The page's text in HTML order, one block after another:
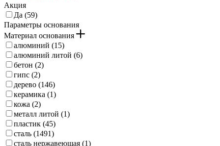
Акция
Да (59)
Параметры основания
Материал основания
алюминий (15)
алюминий литой (6)
бетон (2)
гипс (2)
дерево (146)
керамика (1)
кожа (2)
металл литой (1)
пластик (45)
сталь (1491)
сталь нержавеющая (1)